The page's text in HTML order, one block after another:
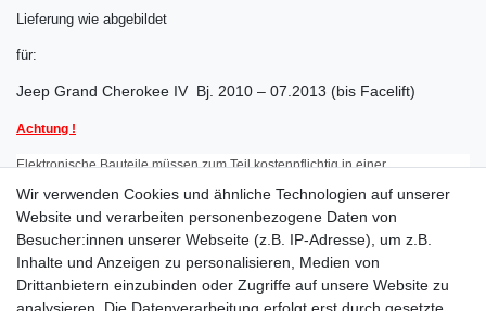
Lieferung wie abgebildet
für:
Jeep Grand Cherokee IV Bj. 2010 – 07.2013 (bis Facelift)
Achtung !
Elektronische Bauteile müssen zum Teil kostenpflichtig in einer
Fachwerkstatt codiert und angelernt werden.
Eventuell benötigte Codes können von uns nicht geliefert werden.
Bitte klären Sie mit der Werkstatt Ihres Vertrauens
Wir verwenden Cookies und ähnliche Technologien auf unserer
Website und verarbeiten personenbezogene Daten von
Besucher:innen unserer Webseite (z.B. IP-Adresse), um z.B.
Inhalte und Anzeigen zu personalisieren, Medien von
Drittanbietern einzubinden oder Zugriffe auf unsere Website zu